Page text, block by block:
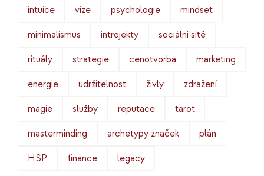
intuice vize psychologie mindset
minimalismus introjekty sociální sítě
rituály strategie cenotvorba marketing
energie udržitelnost živly zdražení
magie služby reputace tarot
masterminding archetypy značek plán
HSP finance legacy